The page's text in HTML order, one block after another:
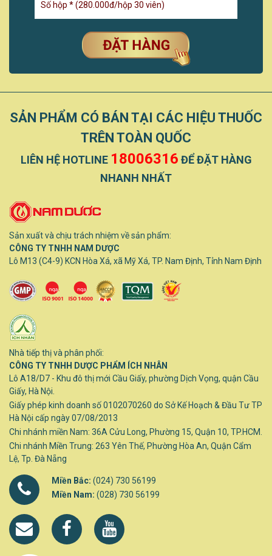
SẢN PHẨM CÓ BÁN TẠI CÁC HIỆU THUỐC
TRÊN TOÀN QUỐC
LIÊN HỆ HOTLINE 18006316 ĐỂ ĐẶT HÀNG
NHANH NHẤT
Sản xuất và chịu trách nhiệm về sản phẩm:
CÔNG TY TNHH NAM DƯỢC
Lô M13 (C4-9) KCN Hòa Xá, xã Mỹ Xá, TP. Nam Định, Tỉnh Nam Định
Nhà tiếp thị và phân phối:
CÔNG TY TNHH DƯỢC PHẨM ÍCH NHÂN
Lô A18/D7 - Khu đô thị mới Cầu Giấy, phường Dịch Vọng, quận Cầu
Giấy, Hà Nội.
Giấy phép kinh doanh số 0102070260 do Sở Kế Hoạch & Đầu Tư TP
Hà Nội cấp ngày 07/08/2013
Chi nhánh miền Nam: 36A Cửu Long, Phường 15, Quận 10, TP.HCM.
Chi nhánh Miền Trung: 263 Yên Thế, Phường Hòa An, Quận Cẩm
Lệ, Tp. Đà Nẵng
Miền Bắc: (024) 730 56199
Miền Nam: (028) 730 56199